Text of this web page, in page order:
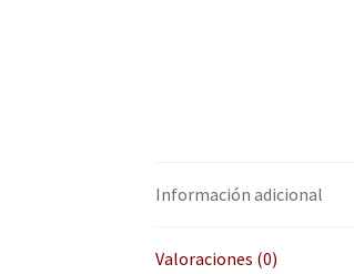
Información adicional
Valoraciones (0)